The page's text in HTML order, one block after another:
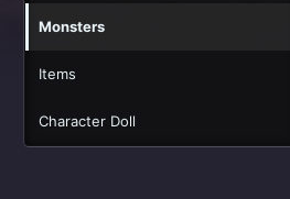
Monsters
Items
Character Doll